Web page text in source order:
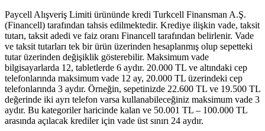
Paycell Alışveriş Limiti ürününde kredi Turkcell Finansman A.Ş.
(Financell) tarafından tahsis edilmektedir. Krediye ilişkin vade, taksit
tutarı, taksit adedi ve faiz oranı Financell tarafından belirlenir. Vade
ve taksit tutarları tek bir ürün üzerinden hesaplanmış olup sepetteki
tutar üzerinden değişiklik gösterebilir. Maksimum vade
bilgisayarlarda 12, tabletlerde 6 aydır. 20.000 TL ve altındaki cep
telefonlarında maksimum vade 12 ay, 20.000 TL üzerindeki cep
telefonlarında 3 aydır. Örneğin, sepetinizde 22.600 TL ve 19.500 TL
değerinde iki ayrı telefon varsa kullanabileceğiniz maksimum vade 3
aydır. Bu kategoriler haricinde kalan ve 50.001 TL – 100.000 TL
arasında açılacak krediler için vade üst sınırı 24 aydır.